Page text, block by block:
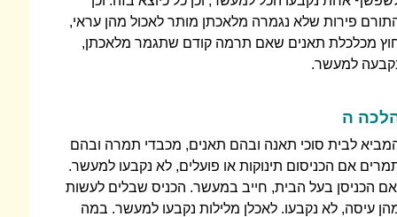
פירות שלא נגמרה מלאכתן מותר לאכול מהן עראי,
מכלכלת תאנים שאם תרמה קודם שתגמר מלאכתן,
למעשר.
ה
לבית סוכי תאנה ובהם תאנים, מכבדי תמרה ובהם
אם הכניסום תינוקות או פועלים, לא נקבעו למעשר.
הכניסן בעל הבית, חייב במעשר. הכניס שבלים לעשות
עיסה, לא נקבעו. לאכלן מלילות נקבעו למעשר. במה